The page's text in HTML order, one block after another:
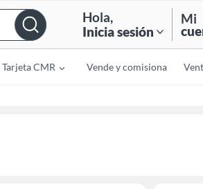
Hola,
Inicia sesión
Mi
Tarjeta CMR Vende y comisiona